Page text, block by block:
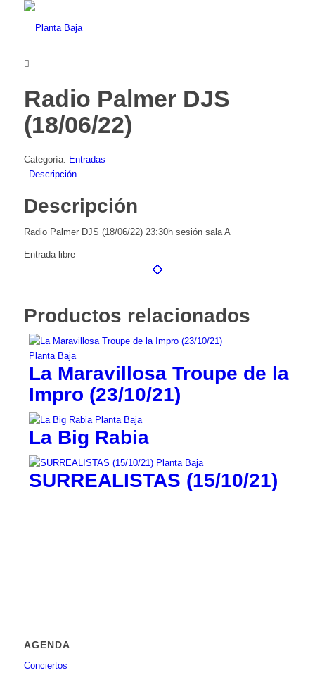
Radio Palmer DJS
(18/06/22)
Categoría: Entradas
Descripción
Descripción
Radio Palmer DJS (18/06/22) 23:30h sesión sala A
Entrada libre
Productos relacionados
La Maravillosa Troupe de la
Impro (23/10/21)
La Big Rabia
SURREALISTAS (15/10/21)
AGENDA
Conciertos